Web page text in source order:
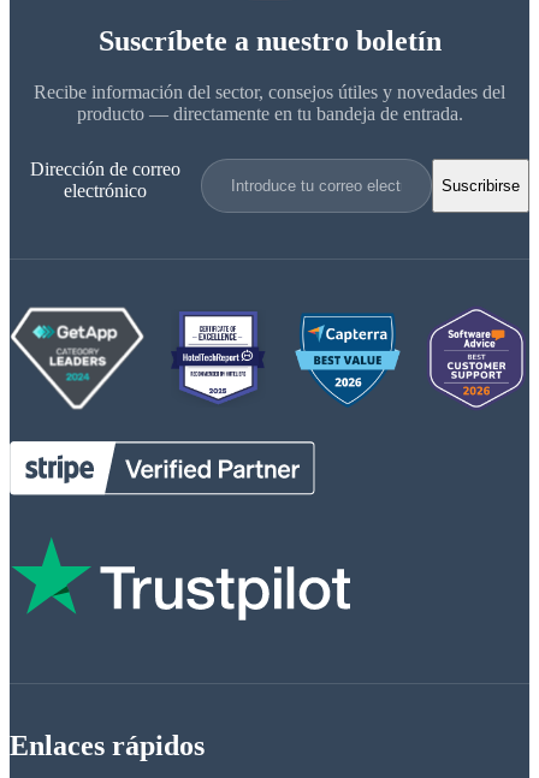
Suscríbete a nuestro boletín
Recibe información del sector, consejos útiles y novedades del
producto — directamente en tu bandeja de entrada.
Dirección de correo
electrónico
Suscribirse
Enlaces rápidos